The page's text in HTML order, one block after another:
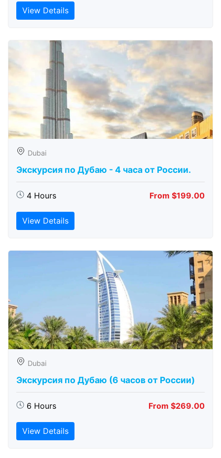
View Details
Dubai
Экскурсия по Дубаю - 4 часа от России.
4 Hours From $199.00
View Details
Dubai
Экскурсия по Дубаю (6 часов от России)
6 Hours From $269.00
View Details